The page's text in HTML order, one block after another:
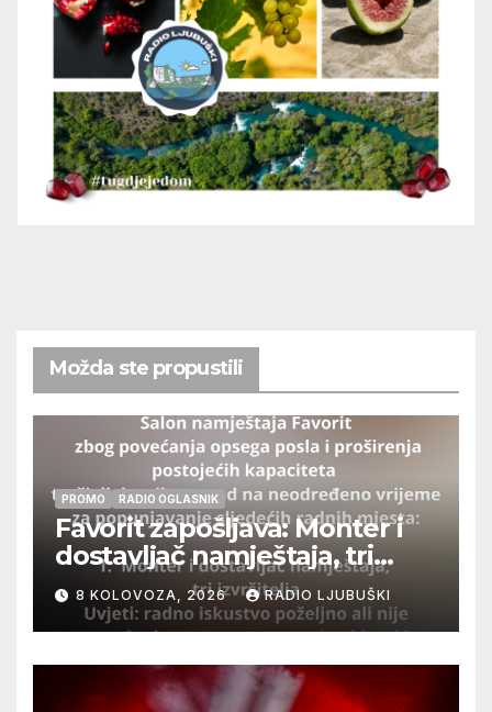
Možda ste propustili
PROMO RADIO OGLASNIK
Favorit zapošljava: Monter i
dostavljač namještaja, tri
izvršitelja
8 KOLOVOZA, 2026 RADIO LJUBUŠKI